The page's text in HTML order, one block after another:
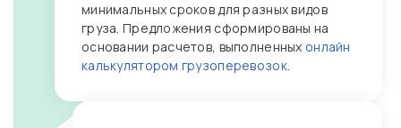
минимальных сроков для разных видов
груза. Предложения сформированы на
основании расчетов, выполненных онлайн
калькулятором грузоперевозок.